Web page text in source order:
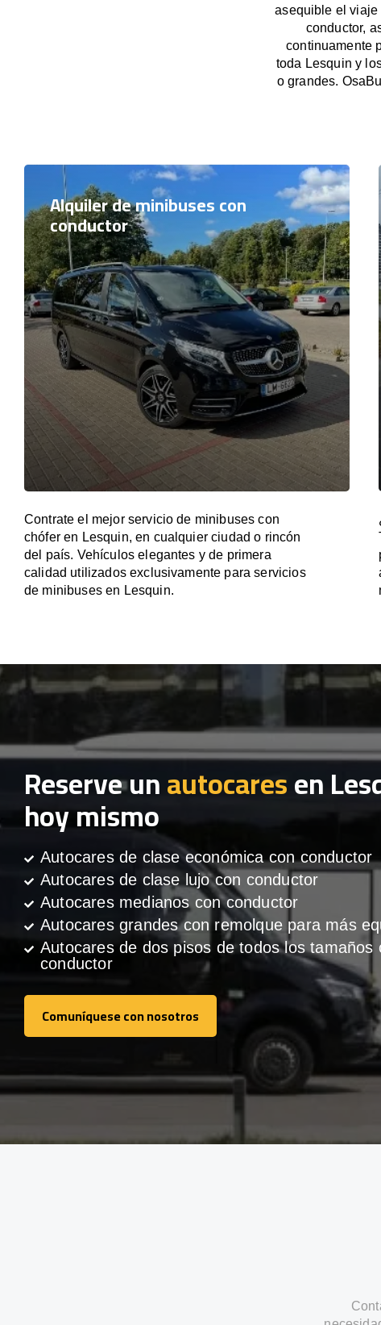
asequible el viaje
conductor,
continuamente
toda Lesquin y
o grandes.
Alquiler de minibuses con
conductor
Contrate el mejor servicio de minibuses con
chófer en Lesquin, en cualquier ciudad o rincón
del país. Vehículos elegantes y de primera
calidad utilizados exclusivamente para servicios
de minibuses en Lesquin.
Reserve unautocaresen
hoy mismo
Autocares de clase económica con conductor
Autocares de clase lujo con conductor
Autocares medianos con conductor
Autocares grandes con remolque para más
Autocares de dos pisos de todos los tamaños
conductor
Comuníquese con nosotros
Comuníquese con nosotros